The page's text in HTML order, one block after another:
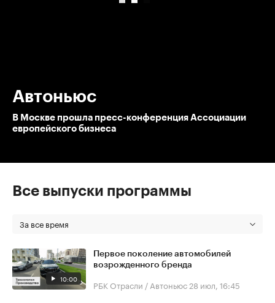
Автоньюс
В Москве прошла пресс-конференция Ассоциации
европейского бизнеса
Все выпуски программы
За все время
10:00
Первое поколение автомобилей
возрожденного бренда
РБК Отрасли / Автоньюс 28 июл, 16:45